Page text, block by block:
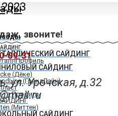
САЙДИНГ
САЙДИНГ
(Дёке)
(ГрандЛайн)
Профиль
(Миттен)
САЙДИНГ
звоните!
09-31
ул. Урочская, д.32